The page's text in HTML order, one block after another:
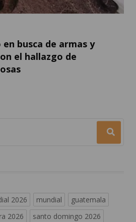
busca de armas y
el hallazgo de
2026 mundial
guatemala
2026
santo domingo 2026